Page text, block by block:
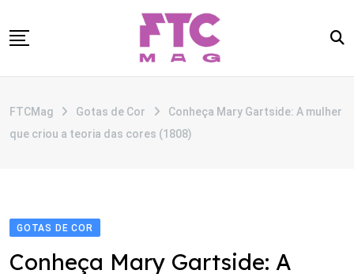
to
CATEGORIAS
FTCMag Gotas de Cor
Conheça Mary Gartside: A mulher
que criou a teoria das cores (1808)
GOTAS DE COR
Conheça Mary Gartside: A